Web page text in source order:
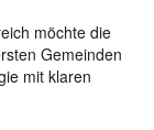
möchte die
Gemeinden
mit klaren